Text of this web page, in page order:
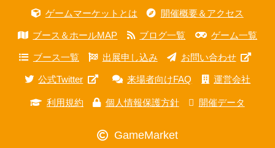
ゲームマーケットとは 開催概要＆アクセス
ブース＆ホールMAP ブログ一覧 ゲーム一覧
ブース一覧 出展申し込み お問い合わせ
公式Twitter 来場者向けFAQ 運営会社
利用規約 個人情報保護方針 開催データ
GameMarket